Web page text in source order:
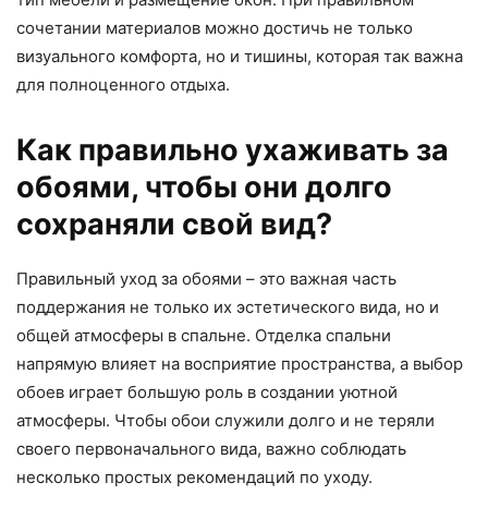
сочетании материалов можно достичь не только
визуального комфорта, но и тишины, которая так важна
для полноценного отдыха.
Как правильно ухаживать за
обоями, чтобы они долго
сохраняли свой вид?
Правильный уход за обоями – это важная часть
поддержания не только их эстетического вида, но и
общей атмосферы в спальне. Отделка спальни
напрямую влияет на восприятие пространства, а выбор
обоев играет большую роль в создании уютной
атмосферы. Чтобы обои служили долго и не теряли
своего первоначального вида, важно соблюдать
несколько простых рекомендаций по уходу.